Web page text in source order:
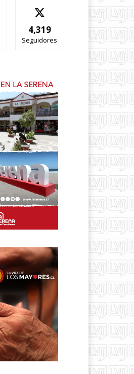
4,319
Seguidores